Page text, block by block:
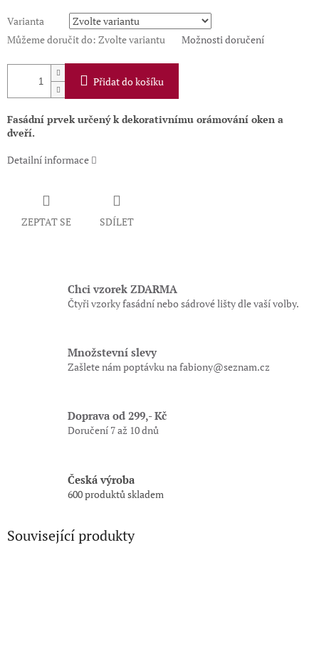
Varianta
Můžeme doručit do: Zvolte variantu Možnosti doručení
Přidat do košíku
Fasádní prvek určený k dekorativnímu orámování oken a
dveří.
Detailní informace
ZEPTAT SE SDÍLET
Chci vzorek ZDARMA
Čtyři vzorky fasádní nebo sádrové lišty dle vaší volby.
Množstevní slevy
Zašlete nám poptávku na fabiony@seznam.cz
Doprava od 299,- Kč
Doručení 7 až 10 dnů
Česká výroba
600 produktů skladem
Související produkty